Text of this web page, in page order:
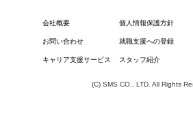
会社概要 個人情報保護方針
お問い合わせ 就職支援への登録
キャリア支援サービス スタッフ紹介
(C) SMS CO., LTD. All Rights